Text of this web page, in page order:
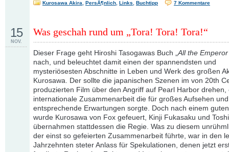
Kurosawa Akira PersÃ¶nlich Links Buchtipp 7 Kommentare
Was geschah rund um „Tora! Tora! Tora!“
15
NOV.
Dieser Frage geht Hiroshi Tasogawas Buch „All the
nach, und beleuchtet damit einen der spannendsten und
mysteriösesten Abschnitte in Leben und Werk des großen
Kurosawa. Der sollte die japanischen Szenen im von 20th
produzierten Film über den Angriff auf Pearl Harbor drehen,
internationale Zusammenarbeit die für großes Aufsehen und
entsprechende Erwartungen sorgte. Doch nach einem
wurde Kurosawa von Fox gefeuert, Kinji Fukasaku und
übernahmen stattdessen die Regie. Was zu diesem
der einst so gefeierten Zusammenarbeit führte, war in den
Jahrzehnten steter Anlass für Spekulationen, denen jetzt